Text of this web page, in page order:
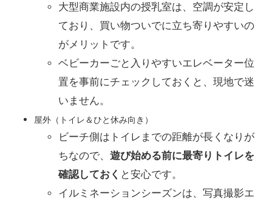
大型商業施設内の授乳室は、空調が安定し
ており、買い物ついでに立ち寄りやすいの
がメリットです。
ベビーカーごと入りやすいエレベーター位
置を事前にチェックしておくと、現地で迷
いません。
屋外（トイレ＆ひと休み向き）
ビーチ側はトイレまでの距離が長くなりが
ちなので、 遊び始める前に最寄りトイレを
確認しておく と安心です。
イルミネーションシーズンは、写真撮影エ